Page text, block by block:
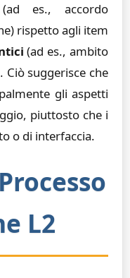
es., accordo
rispetto agli item
(ad es., ambito
suggerisce che
gli aspetti
piuttosto che i
o di interfaccia.
L2